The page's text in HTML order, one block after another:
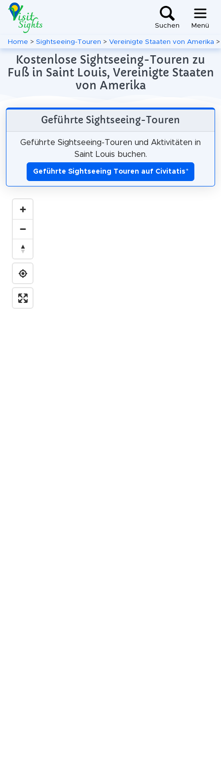
Suchen Menü
Home > Sightseeing-Touren > Vereinigte Staaten von Amerika
Kostenlose Sightseeing-Touren zu
Fuß in Saint Louis, Vereinigte Staaten
von Amerika
Geführte Sightseeing-Touren
Geführte Sightseeing-Touren und Aktivitäten in
Saint Louis buchen.
Geführte Sightseeing Touren auf Civitatis*